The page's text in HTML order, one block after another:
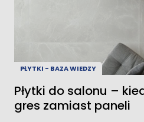
PŁYTKI - BAZA WIEDZY
Płytki do salonu –
gres zamiast paneli